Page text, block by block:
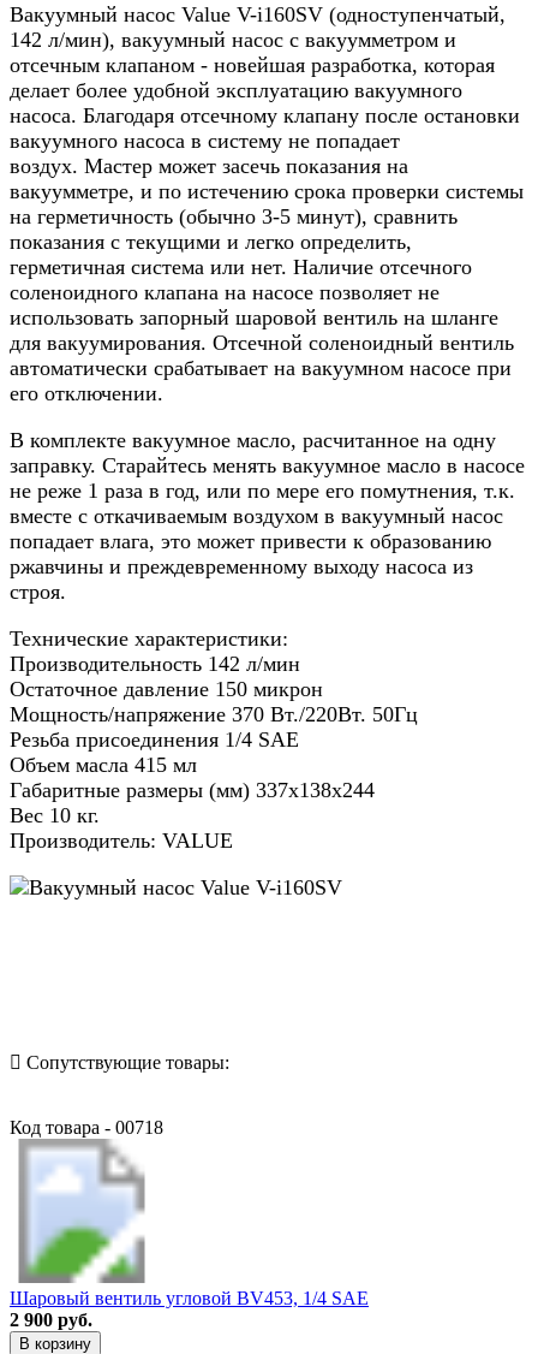
Вакуумный насос Value V-i160SV (одноступенчатый,
142 л/мин), вакуумный насос с вакуумметром и
отсечным клапаном - новейшая разработка, которая
делает более удобной эксплуатацию вакуумного
насоса. Благодаря отсечному клапану после остановки
вакуумного насоса в систему не попадает
воздух. Мастер может засечь показания на
вакуумметре, и по истечению срока проверки системы
на герметичность (обычно 3-5 минут), сравнить
показания с текущими и легко определить,
герметичная система или нет. Наличие отсечного
соленоидного клапана на насосе позволяет не
использовать запорный шаровой вентиль на шланге
для вакуумирования. Отсечной соленоидный вентиль
автоматически срабатывает на вакуумном насосе при
его отключении.
В комплекте вакуумное масло, расчитанное на одну
заправку. Старайтесь менять вакуумное масло в насосе
не реже 1 раза в год, или по мере его помутнения, т.к.
вместе с откачиваемым воздухом в вакуумный насос
попадает влага, это может привести к образованию
ржавчины и преждевременному выходу насоса из
строя.
Технические характеристики:
Производительность 142 л/мин
Остаточное давление 150 микрон
Мощность/напряжение 370 Вт./220Вт. 50Гц
Резьба присоединения 1/4 SAE
Объем масла 415 мл
Габаритные размеры (мм) 337х138х244
Вес 10 кг.
Производитель: VALUE
Сопутствующие товары:
Код товара - 00718
Шаровый вентиль угловой BV453, 1/4 SAE
2 900 руб.
В корзину